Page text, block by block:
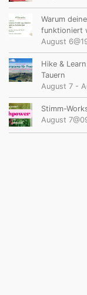
Warum
funktioniert
August
Hike &
Tauern
August 7 -
Stimm-
August